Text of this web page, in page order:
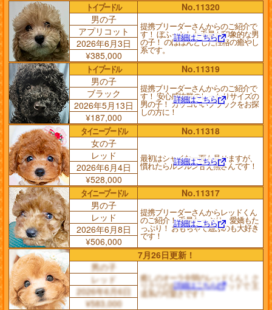
トイプードル
No.11320
男の子
提携ブリーダーさんからのご紹介で
す！ ぼふっとした毛量が印象的な男
の子！ のほほんとした性格の癒やし
系です。
詳細はこちら
アプリコット
2026年6月3日
¥385,000
トイプードル
No.11319
男の子
提携ブリーダーさんからのご紹介で
す！ 安心感抜群のしっかりサイズの
男の子！ カッコいいブラックをお探
しの方に！
詳細はこちら
ブラック
2026年5月13日
¥187,000
タイニープードル
No.11318
女の子
最初はシャイな一面も見せますが、
慣れたらルンルン甘え熊さんです！
詳細はこちら
レッド
2026年6月4日
¥528,000
タイニープードル
No.11317
男の子
提携ブリーダーさんからレッドくん
のご紹介！ 毛量たっぷり、愛嬌もた
っぷり！ おもちゃで遊ぶのも大好き
です！
詳細はこちら
レッド
2026年6月8日
¥506,000
7月26日更新！
男の子
癒しのオーラ全開のレッドくん！ ク
リクリのお目目に綺麗なレッドで 王
道系の可愛さです！
詳細はこちら
レッド
2026年6月6日
¥583,000